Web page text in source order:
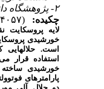
چکیده:
لایه پروسکایت
خورشیدی
است.حلال­هایی
استفاده قرار
خورشیدی ساخته
پارامترهای